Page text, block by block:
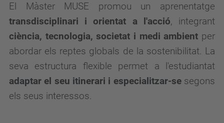
El Màster MUSE promou un aprenentatge
transdisciplinari i orientat a l'acció, integrant
ciència, tecnologia, societat i medi ambient per
abordar els reptes globals de la sostenibilitat. La
seva estructura flexible permet a l'estudiantat
adaptar el seu itinerari i especialitzar-sesegons
els seus interessos.